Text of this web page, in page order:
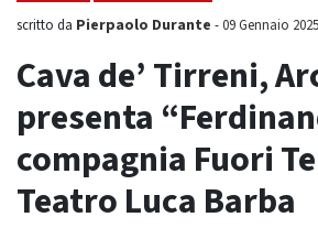
scritto da Pierpaolo Durante -09 Gennaio
Cava de’ Tirreni,
presenta
compagnia Fuori
Teatro Luca Barba